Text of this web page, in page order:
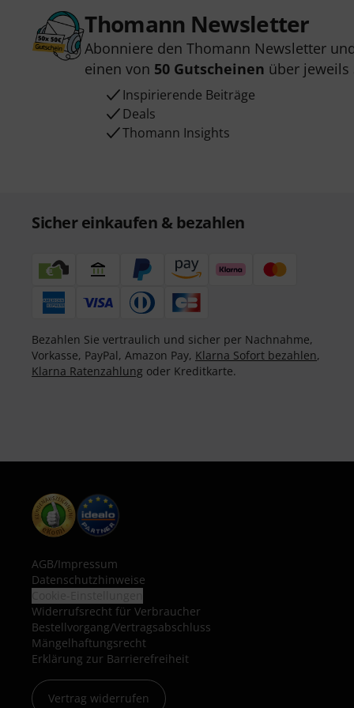
Thomann Newsletter
Abonniere den Thomann Newsletter
einen von 50 Gutscheinen über jeweils
Inspirierende Beiträge
Deals
Thomann Insights
Sicher einkaufen & bezahlen
Bezahlen Sie vertraulich und sicher per Nachnahme,
Vorkasse, PayPal, Amazon Pay, Klarna Sofort bezahlen,
Klarna Ratenzahlung oder Kreditkarte.
AGB/Impressum
Datenschutzhinweise
Widerrufsrecht für Verbraucher
Bestellvorgang/Vertragsabschluss
Mängelhaftungsrecht
Erklärung zur Barrierefreiheit
Vertrag widerrufen